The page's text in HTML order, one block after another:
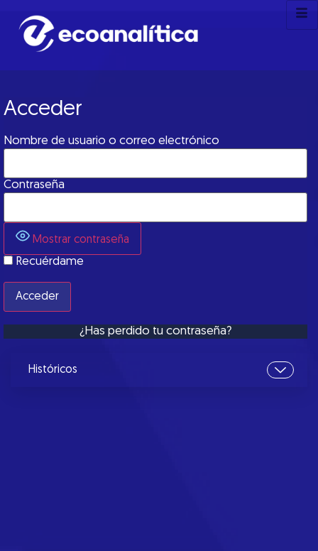
Acceder
Nombre de usuario o correo electrónico
Contraseña
Mostrar contraseña
Recuérdame
¿Has perdido tu contraseña?
Históricos